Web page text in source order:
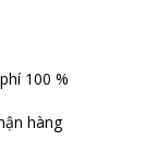
100 %
hàng